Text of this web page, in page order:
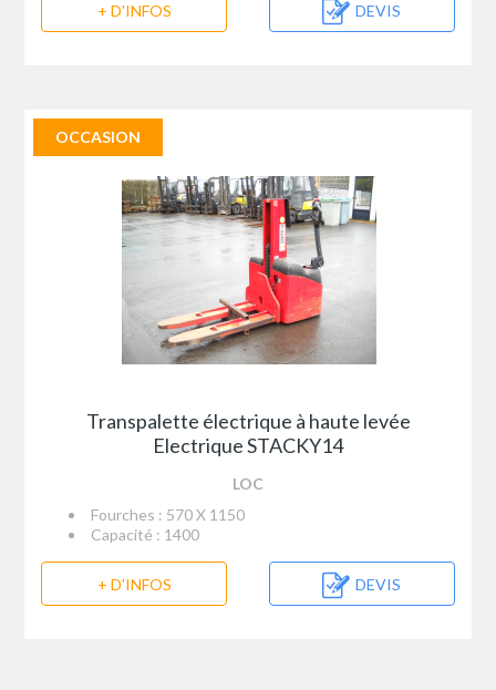
+ D'INFOS DEVIS
OCCASION
Transpalette électrique à haute levée
Electrique STACKY14
LOC
Fourches : 570 X 1150
Capacité : 1400
+ D'INFOS DEVIS